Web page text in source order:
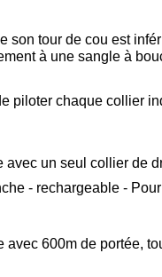
son tour de cou est
à une sangle à
piloter chaque collier
un seul collier de
- rechargeable -
600m de portée,